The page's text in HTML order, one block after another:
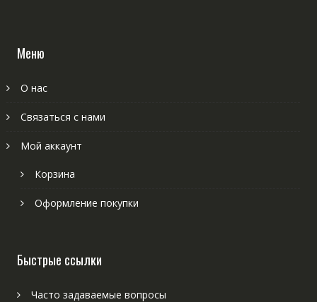
Меню
О нас
Связаться с нами
Мой аккаунт
Корзина
Оформление покупки
Быстрые ссылки
Часто задаваемые вопросы